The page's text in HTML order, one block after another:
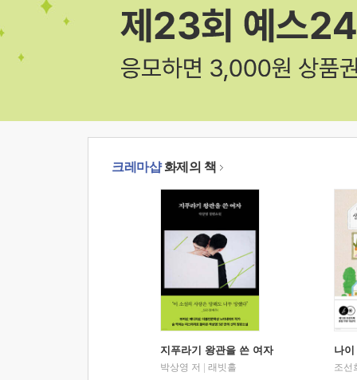
크레마샵화제의 책
지푸라기 왕관을 쓴 여자
박상영 저
래빗홀
나
조선